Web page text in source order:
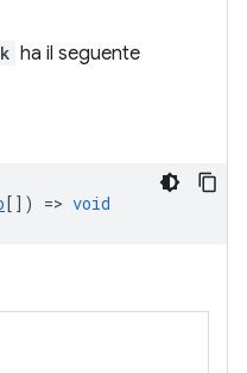
ha il seguente
[]) => void